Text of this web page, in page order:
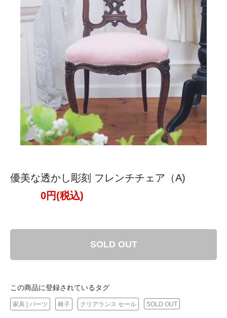
優美な透かし彫刻 フレンチチェア（A)
0円(税込)
SOLD OUT
この商品に登録されているタグ
家具 | パーツ 椅子 クリアランス セール SOLD OUT